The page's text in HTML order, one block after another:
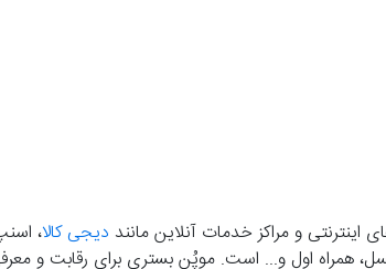
اینترنتی و مراکز خدمات آنلاین مانند دیجی کالا،
همراه اول و... است. موپُن بستری برای رقابت و